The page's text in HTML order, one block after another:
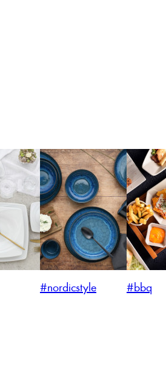
#nordicstyle #bbq